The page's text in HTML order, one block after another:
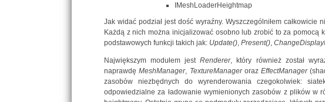
IMeshLoaderHeightmap
Jak widać podział jest dość wyraźny. Wyszczególniłem całkowicie
Każdą z nich można inicjalizować osobno lub zrobić to za pomocą
podstawowych funkcji takich jak: Update() Present()
Największym modułem jestRenderer, który również został
naprawdęMeshManager, TextureManagerorazEffectManager
zasobów niezbędnych do wyrenderowania czegokolwiek:
odpowiedzialne za ładowanie wymienionych zasobów z plików w